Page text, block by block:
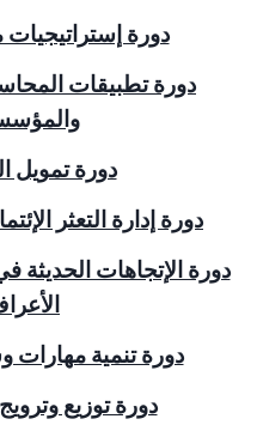
دورة
دورة تطبيقات
دورة تمويل
دورة إدارة التعثر
دورة الإتجاهات الحديثة
دورة تنمية مهارات
دورة توزيع